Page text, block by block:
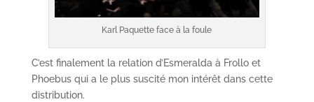
Karl Paquette face à la foule
C’est finalement la relation d’Esmeralda à Frollo et
Phoebus qui a le plus suscité mon intérêt dans cette
distribution.